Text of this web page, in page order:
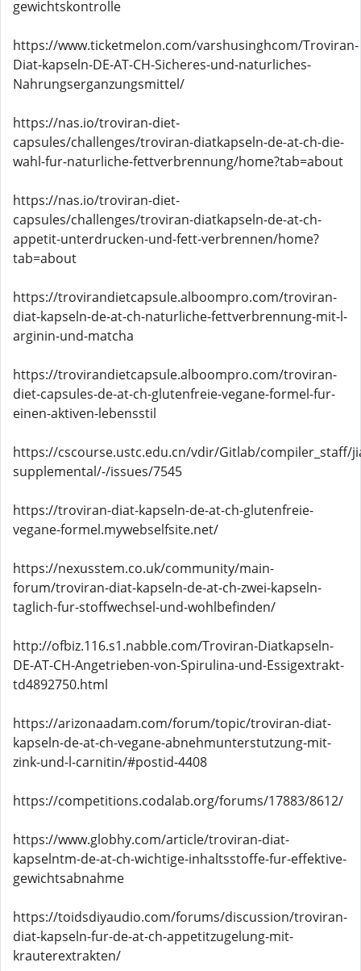
gewichtskontrolle
https://www.ticketmelon.com/varshusinghcom/Troviran-
Diat-kapseln-DE-AT-CH-Sicheres-und-naturliches-
Nahrungserganzungsmittel/
https://nas.io/troviran-diet-
capsules/challenges/troviran-diatkapseln-de-at-ch-die-
wahl-fur-naturliche-fettverbrennung/home?tab=about
https://nas.io/troviran-diet-
capsules/challenges/troviran-diatkapseln-de-at-ch-
appetit-unterdrucken-und-fett-verbrennen/home?
tab=about
https://trovirandietcapsule.alboompro.com/troviran-
diat-kapseln-de-at-ch-naturliche-fettverbrennung-mit-l-
arginin-und-matcha
https://trovirandietcapsule.alboompro.com/troviran-
diet-capsules-de-at-ch-glutenfreie-vegane-formel-fur-
einen-aktiven-lebensstil
https://cscourse.ustc.edu.cn/vdir/Gitlab/compiler_staff/
supplemental/-/issues/7545
https://troviran-diat-kapseln-de-at-ch-glutenfreie-
vegane-formel.mywebselfsite.net/
https://nexusstem.co.uk/community/main-
forum/troviran-diat-kapseln-de-at-ch-zwei-kapseln-
taglich-fur-stoffwechsel-und-wohlbefinden/
http://ofbiz.116.s1.nabble.com/Troviran-Diatkapseln-
DE-AT-CH-Angetrieben-von-Spirulina-und-Essigextrakt-
td4892750.html
https://arizonaadam.com/forum/topic/troviran-diat-
kapseln-de-at-ch-vegane-abnehmunterstutzung-mit-
zink-und-l-carnitin/#postid-4408
https://competitions.codalab.org/forums/17883/8612/
https://www.globhy.com/article/troviran-diat-
kapselntm-de-at-ch-wichtige-inhaltsstoffe-fur-effektive-
gewichtsabnahme
https://toidsdiyaudio.com/forums/discussion/troviran-
diat-kapseln-fur-de-at-ch-appetitzugelung-mit-
krauterextrakten/